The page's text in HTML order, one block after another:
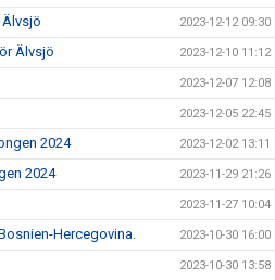
2023-12-12 09:30
Älvsjö 2023-12-10 11:12
2023-12-07 12:08
2023-12-05 22:45
2024 2023-12-02 13:11
2024 2023-11-29 21:26
2023-11-27 10:04
Hercegovina. 2023-10-30 16:00
2023-10-30 13:58